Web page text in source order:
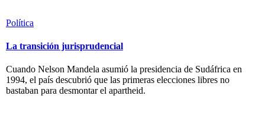
Política
La transición jurisprudencial
Cuando Nelson Mandela asumió la presidencia de Sudáfrica en
1994, el país descubrió que las primeras elecciones libres no
bastaban para desmontar el apartheid.